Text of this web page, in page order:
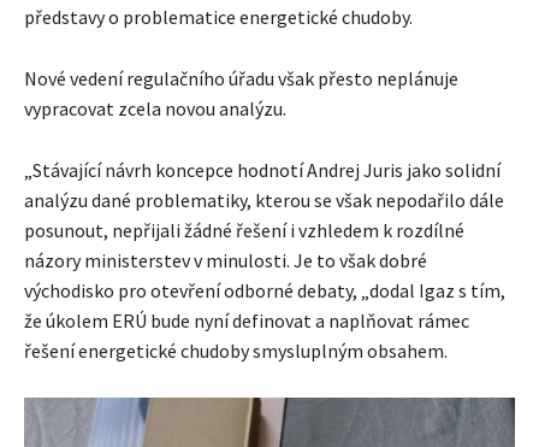
představy o problematice energetické chudoby.
Nové vedení regulačního úřadu však přesto neplánuje
vypracovat zcela novou analýzu.
„Stávající návrh koncepce hodnotí Andrej Juris jako solidní
analýzu dané problematiky, kterou se však nepodařilo dále
posunout, nepřijali žádné řešení i vzhledem k rozdílné
názory ministerstev v minulosti. Je to však dobré
východisko pro otevření odborné debaty, „dodal Igaz s tím,
že úkolem ERÚ bude nyní definovat a naplňovat rámec
řešení energetické chudoby smysluplným obsahem.